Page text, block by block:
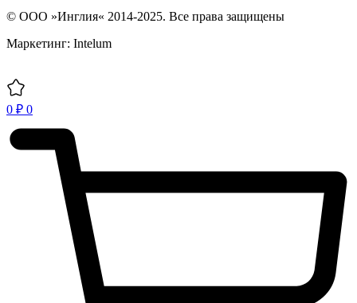
© ООО »Инглия« 2014-2025. Все права защищены
Маркетинг: Intelum
0 ₽ 0